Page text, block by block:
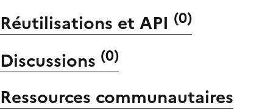
Réutilisations et API (0)
Discussions (0)
Ressources communautaires